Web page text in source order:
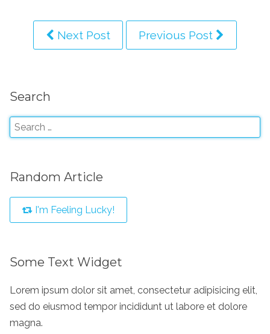
Next Post Previous Post
Search
Random Article
I'm Feeling Lucky!
Some Text Widget
Lorem ipsum dolor sit amet, consectetur adipisicing elit,
sed do eiusmod tempor incididunt ut labore et dolore
magna.